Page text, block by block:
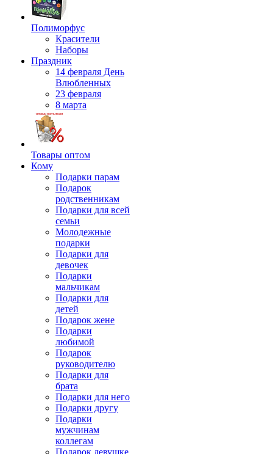
Полиморфус
Красители
Наборы
Праздник
14 февраля День
Влюбленных
23 февраля
8 марта
Товары оптом
Кому
Подарки парам
Подарок
родственникам
Подарки для всей
семьи
Молодежные
подарки
Подарки для
девочек
Подарки
мальчикам
Подарки для
детей
Подарок жене
Подарки
любимой
Подарок
руководителю
Подарки для
брата
Подарки для него
Подарки другу
Подарки
мужчинам
коллегам
Подарок девушке